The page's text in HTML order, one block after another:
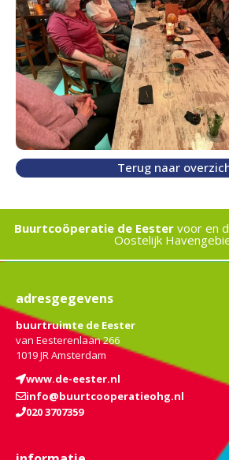
Terug naar
Buurtcoöperatie de Eestervoor en
Oostelijk
adresgegevens
buurtruimte de Eester
van Eesterenlaan 266
1019 JR Amsterdam
www.de-eester.nl
info@buurtcooperatieohg.nl
020 3707359